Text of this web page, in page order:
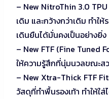
– New NitroThin 3.0
เดิม และกว้างกว่าเดิม ทำให้
เดินยืนได้มั่นคงเป็นอย่างยิ่ง
– New FTF (Fine Tuned
ให้ความรู้สึกที่นุ่มนวลขณะส
– New Xtra-Thick FTF
วัสดุที่ทำพื้นรองเท้า ทำให้ใ